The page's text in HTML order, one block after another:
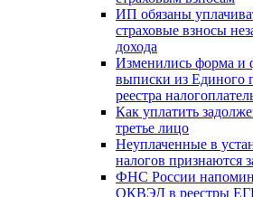
ИП обязаны
страховые взносы
дохода
Изменились форма и
выписки из Единого
реестра
Как уплатить
третье лицо
Неуплаченные в
налогов признаются
ФНС России
ОКВЭД в реестры